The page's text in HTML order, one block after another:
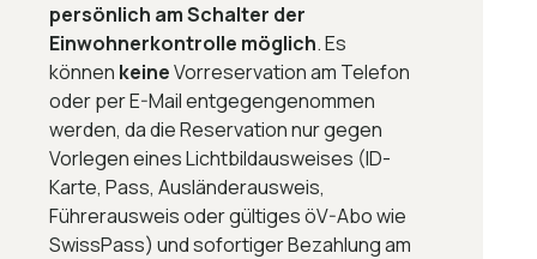
persönlich am Schalter der
Einwohnerkontrolle möglich. Es
können keineVorreservation am Telefon
oder per E-Mail entgegengenommen
werden, da die Reservation nur gegen
Vorlegen eines Lichtbildausweises (ID-
Karte, Pass, Ausländerausweis,
Führerausweis oder gültiges öV-Abo wie
SwissPass) undsofortigerBezahlung am